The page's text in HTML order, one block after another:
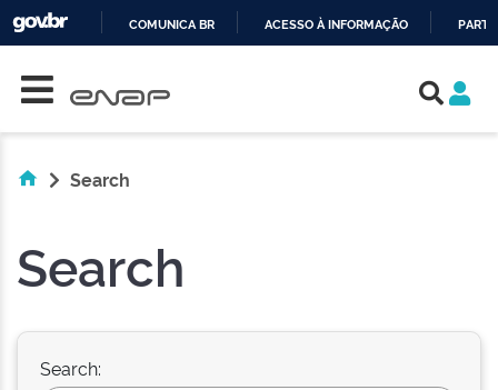
COMUNICA BR ACESSO À INFORMAÇÃO
Search
Search
Search: